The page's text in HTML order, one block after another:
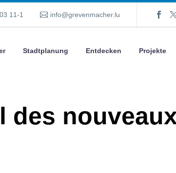
11-1 info@grevenmacher.lu
Stadtplanung Entdecken Projekte
des